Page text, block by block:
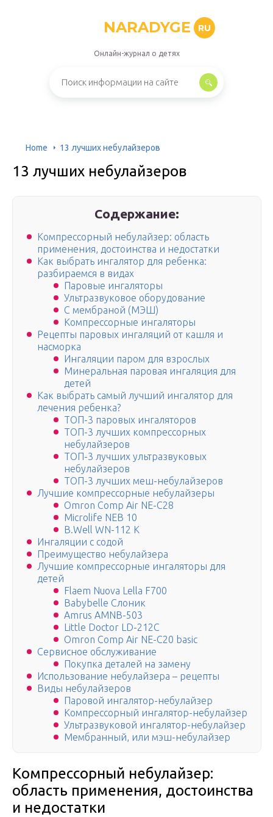
NARADYGE RU
Онлайн-журнал о детях
Home 13 лучших небулайзеров
13 лучших небулайзеров
Содержание:
Компрессорный небулайзер: область
применения, достоинства и недостатки
Как выбрать ингалятор для ребенка:
разбираемся в видах
Паровые ингаляторы
Ультразвуковое оборудование
С мембраной (МЭШ)
Компрессорные ингаляторы
Рецепты паровых ингаляций от кашля и
насморка
Ингаляции паром для взрослых
Минеральная паровая ингаляция для
детей
Как выбрать самый лучший ингалятор для
лечения ребенка?
ТОП-3 паровых ингаляторов
ТОП-3 лучших компрессорных
небулайзеров
ТОП-3 лучших ультразвуковых
небулайзеров
ТОП-3 лучших меш-небулайзеров
Лучшие компрессорные небулайзеры
Omron Comp Air NE-C28
Microlife NEB 10
B.Well WN-112 K
Ингаляции с содой
Преимущество небулайзера
Лучшие компрессорные ингаляторы для
детей
Flaem Nuova Lella F700
Babybelle Слоник
Amrus AMNB-503
Little Doctor LD-212C
Omron Comp Air NE-C20 basic
Сервисное обслуживание
Покупка деталей на замену
Использование небулайзера – рецепты
Виды небулайзеров
Паровой ингалятор-небулайзер
Компрессорный ингалятор-небулайзер
Ультразвуковой ингалятор-небулайзер
Мембранный, или мэш-небулайзер
Компрессорный небулайзер:
область применения, достоинства
и недостатки